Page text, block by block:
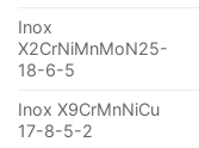
Inox
X2CrNiMnMoN25-
18-6-5
Inox X9CrMnNiCu
17-8-5-2